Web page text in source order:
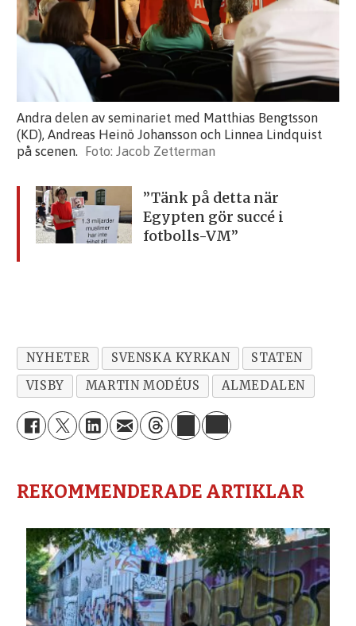
Andra delen av seminariet med Matthias Bengtsson
(KD), Andreas Heinö Johansson och Linnea Lindquist
på scenen.
Jacob Zetterman
”Tänk på detta när
Egypten gör succé i
fotbolls-VM”
NYHETER SVENSKA KYRKAN
STATEN
VISBY
MARTIN MODÉUS ALMEDALEN
REKOMMENDERADE ARTIKLAR